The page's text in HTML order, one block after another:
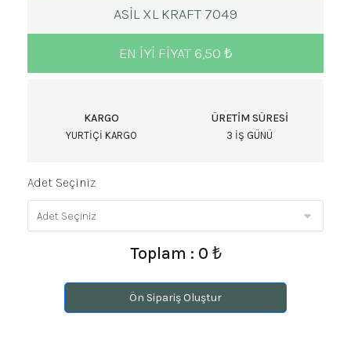
ASIL XL KRAFT 7049
EN IYI FIYAT 6,50 ₺
KARGO
YURTIÇI KARGO
ÜRETIM SÜRESI
3 IŞ GÜNÜ
Adet Seçiniz
Toplam : 0 ₺
Ön Sipariş Oluştur